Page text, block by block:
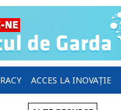
ACCES LA INOVAȚIE